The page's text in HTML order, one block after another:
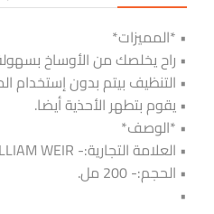
• *المميزات*
• راح يخلصك من الأوساخ
• التنظيف بيتم بدون إستخدام
• يقوم بتطهر الأحذية أيضا.
• *الوصف*
• العلامة التجارية:- WILLIAM WEIR.
• الحجم:- 200 مل.
•